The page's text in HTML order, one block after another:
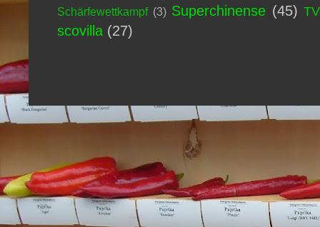
Schärfewettkampf (3) Superchinense (45) TV
scovilla (27)